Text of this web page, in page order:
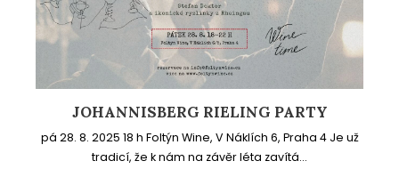
JOHANNISBERG RIELING PARTY
pá 28. 8. 2025 18 h Foltýn Wine, V Náklích 6, Praha 4 Je už
tradicí, že k nám na závěr léta zavítá...